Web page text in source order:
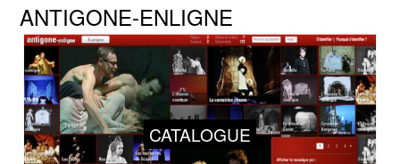
ANTIGONE-ENLIGNE
CATALOGUE